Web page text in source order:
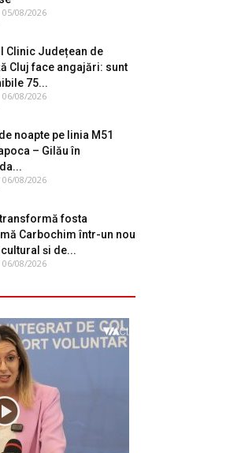
05/08/2026
Clinic Județean de
Cluj face angajări: sunt
75...
06/08/2026
noapte pe linia M51
– Gilău în
06/08/2026
transformă fosta
Carbochim într-un nou
și de...
06/08/2026